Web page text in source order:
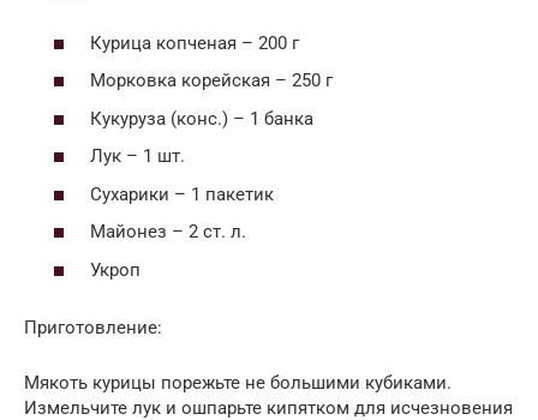
Курица копченая – 200 г
Морковка корейская – 250 г
Кукуруза (конс.) – 1 банка
Лук – 1 шт.
Сухарики – 1 пакетик
Майонез – 2 ст. л.
Укроп
Приготовление:
Мякоть курицы порежьте не большими кубиками.
Измельчите лук и ошпарьте кипятком для исчезновения